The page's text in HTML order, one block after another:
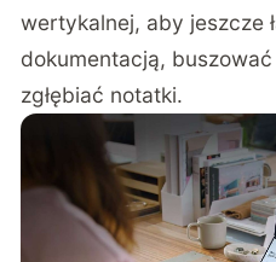
wertykalnej, aby jeszcze
dokumentacją,
zgłębiać notatki.